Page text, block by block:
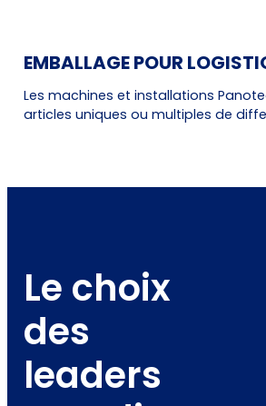
EMBALLAGE POUR
Les machines et installations
articles uniques ou multiples de
Le choix
des
leaders